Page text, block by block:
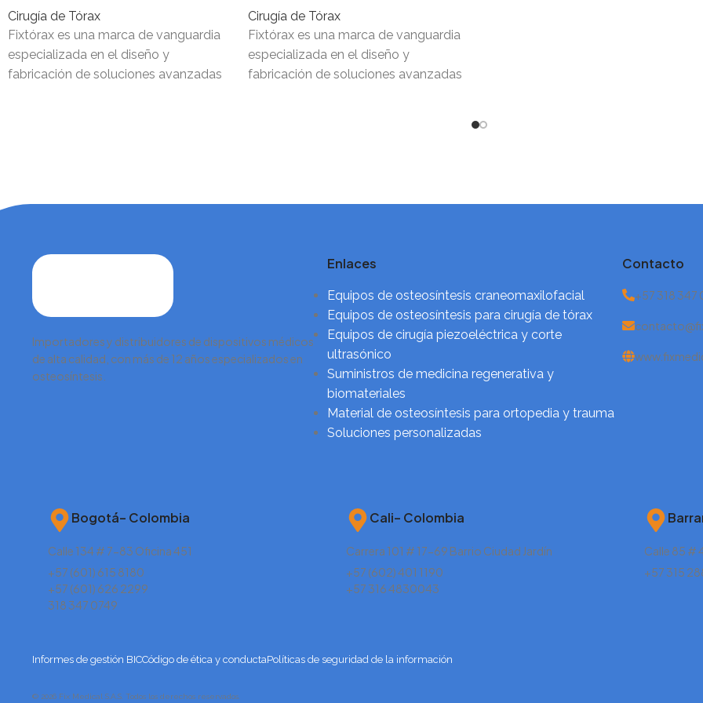
Cirugía de Tórax
Fixtórax es una marca de vanguardia
especializada en el diseño y
fabricación de soluciones avanzadas
Cirugía de Tórax
Fixtórax es una marca de vanguardia
especializada en el diseño y
fabricación de soluciones avanzadas
Importadores y distribuidores de dispositivos médicos
de alta calidad, con más de 12 años especializados en
osteosíntesis.
Enlaces
Equipos de osteosíntesis craneomaxilofacial
Equipos de osteosíntesis para cirugía de tórax
Equipos de cirugía piezoeléctrica y corte
ultrasónico
Suministros de medicina regenerativa y
biomateriales
Material de osteosíntesis para ortopedia y trauma
Soluciones personalizadas
Contacto
+57 318 347
Bogotá– Colombia
Calle 134 # 7-83 Oficina 451
+57 (601) 615 8180
+57 (601) 626 2299
318 347 0749
Cali– Colombia
Carrera 101 # 17-69 Barrio Ciudad Jardín
+57 (602) 401 1190
+57 316 4830043
Calle 85 #
+57 315
Informes de gestión BICCódigo de ética y conductaPolíticas de seguridad de la información
© 2026 Fix Medical S.A.S. Todos los derechos reservados.